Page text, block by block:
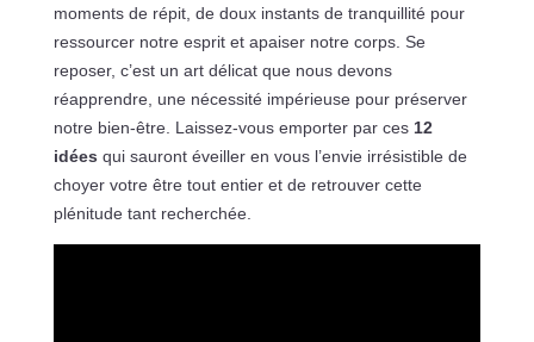
moments de répit, de doux instants de tranquillité pour
ressourcer notre esprit et apaiser notre corps. Se
reposer, c’est un art délicat que nous devons
réapprendre, une nécessité impérieuse pour préserver
notre bien-être. Laissez-vous emporter par ces 12
idées qui sauront éveiller en vous l’envie irrésistible de
choyer votre être tout entier et de retrouver cette
plénitude tant recherchée.